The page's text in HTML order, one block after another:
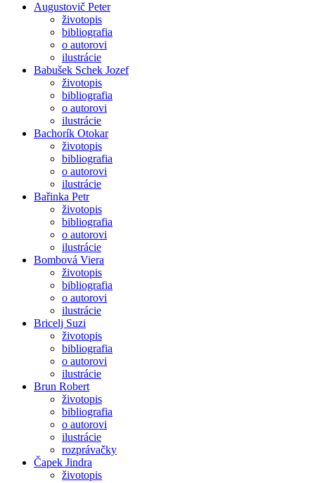
Augustovič Peter
životopis
bibliografia
o autorovi
ilustrácie
Babušek Schek Jozef
životopis
bibliografia
o autorovi
ilustrácie
Bachorík Otokar
životopis
bibliografia
o autorovi
ilustrácie
Bařinka Petr
životopis
bibliografia
o autorovi
ilustrácie
Bombová Viera
životopis
bibliografia
o autorovi
ilustrácie
Bricelj Suzi
životopis
bibliografia
o autorovi
ilustrácie
Brun Robert
životopis
bibliografia
o autorovi
ilustrácie
rozprávačky
Čapek Jindra
životopis